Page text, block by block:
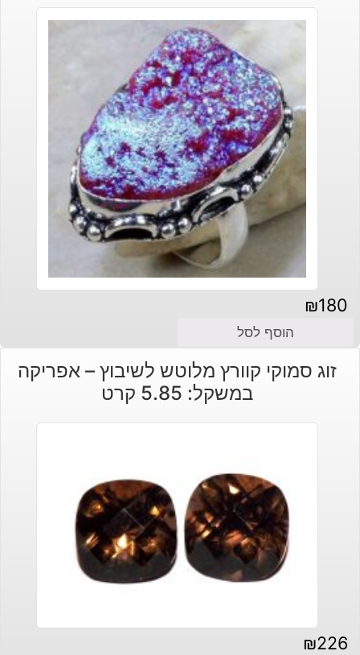
₪180
הוסף לסל
זוג סמוקי קוורץ מלוטש לשיבוץ – אפריקה
במשקל: 5.85 קרט
₪226